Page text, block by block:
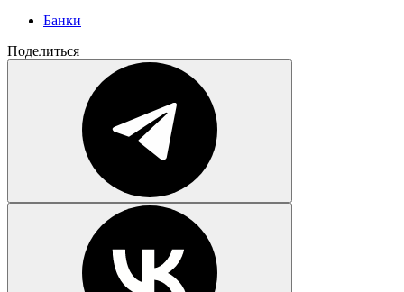
Банки
Поделиться